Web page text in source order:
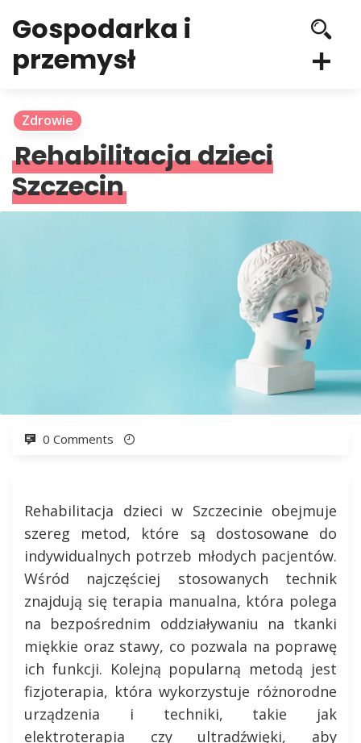
Gospodarka i
przemysł
Zdrowie
Rehabilitacja dzieci
Szczecin
0 Comments
Rehabilitacja dzieci w Szczecinie obejmuje
szereg metod, które są dostosowane do
indywidualnych potrzeb młodych pacjentów.
Wśród najczęściej stosowanych technik
znajdują się terapia manualna, która polega
na bezpośrednim oddziaływaniu na tkanki
miękkie oraz stawy, co pozwala na poprawę
ich funkcji. Kolejną popularną metodą jest
fizjoterapia, która wykorzystuje różnorodne
urządzenia i techniki, takie jak
elektroterapia czy ultradźwięki, aby